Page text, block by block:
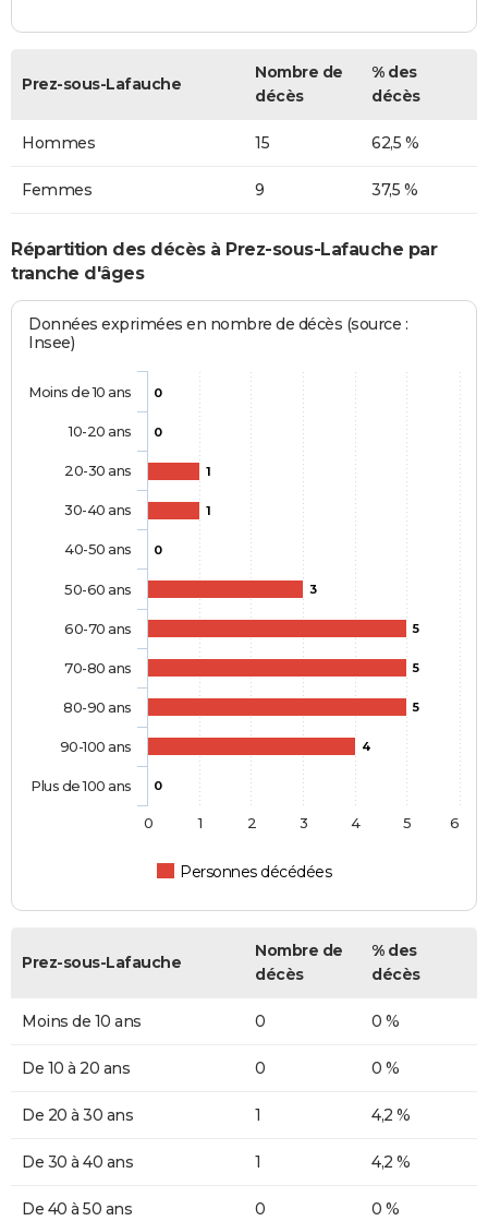
Prez-sous-Lafauche
Nombre de
décès
% des
décès
Hommes 15 62,5 %
Femmes 9 37,5 %
Répartition des décès à Prez-sous-Lafauche par
tranche d'âges
Données exprimées en nombre de décès (source :
Insee)
0
0
1
1
0
3
5
5
5
4
0
Personnes décédées
Moins de 10 ans
10-20 ans
20-30 ans
30-40 ans
40-50 ans
50-60 ans
60-70 ans
70-80 ans
80-90 ans
90-100 ans
Plus de 100 ans
0 1 2 3 4 5 6
Prez-sous-Lafauche
Nombre de
décès
% des
décès
Moins de 10 ans 0 0 %
De 10 à 20 ans 0 0 %
De 20 à 30 ans 1 4,2 %
De 30 à 40 ans 1 4,2 %
De 40 à 50 ans 0 0 %